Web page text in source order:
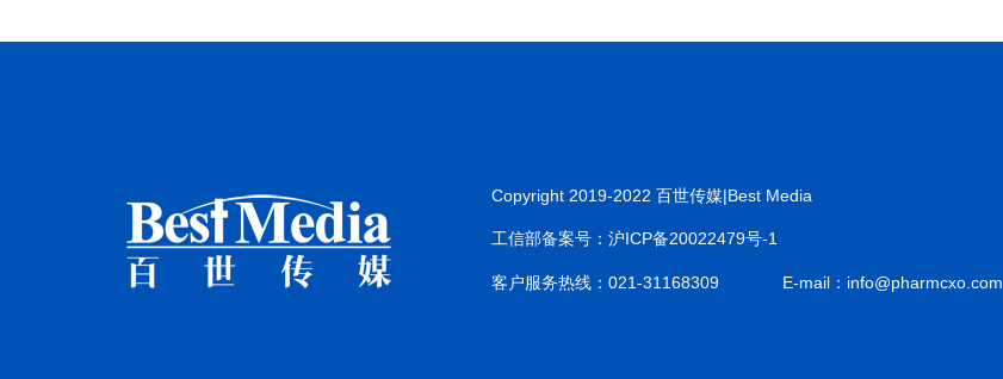
山东省
河南省
湖北省
Copyright 2019-2022 百世传媒|Best Media
工信部备案号：沪ICP备20022479号-1
客户服务热线：021-31168309
E-mail：info@pharmcxo.com